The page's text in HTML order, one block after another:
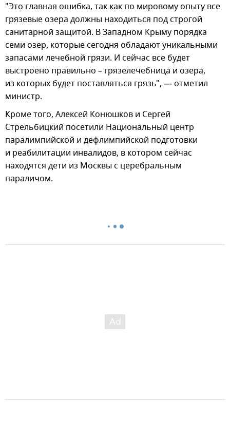
"Это главная ошибка, так как по мировому опыту все
грязевые озера должны находиться под строгой
санитарной защитой. В Западном Крыму порядка
семи озер, которые сегодня обладают уникальными
запасами лечебной грязи. И сейчас все будет
выстроено правильно – грязелечебница и озера,
из которых будет поставляться грязь", — отметил
министр.
Кроме того, Алексей Конюшков и Сергей
Стрельбицкий посетили Национальный центр
паралимпийской и дефлимпийской подготовки
и реабилитации инвалидов, в котором сейчас
находятся дети из Москвы с церебральным
параличом.